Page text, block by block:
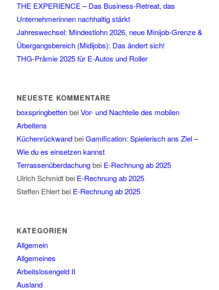
THE EXPERIENCE – Das Business-Retreat, das
Unternehmerinnen nachhaltig stärkt
Jahreswechsel: Mindestlohn 2026, neue Minijob-Grenze &
Übergangsbereich (Midijobs): Das ändert sich!
THG-Prämie 2025 für E-Autos und Roller
NEUESTE KOMMENTARE
boxspringbettenbeiVor- und Nachteile des mobilen
Arbeitens
KüchenrückwandbeiGamification: Spielerisch ans Ziel –
Wie du es einsetzen kannst
Terrassenüberdachungbei E-Rechnung ab 2025
Ulrich Schmidtbei E-Rechnung ab 2025
Steffen Ehlertbei E-Rechnung ab 2025
KATEGORIEN
Allgemein
Allgemeines
Arbeitslosengeld II
Ausland